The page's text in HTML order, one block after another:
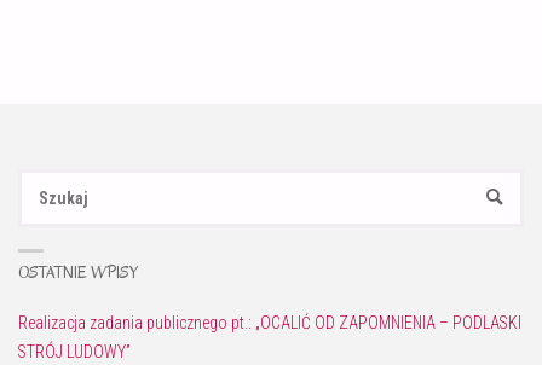
SZUKAJ
OSTATNIE WPISY
Realizacja zadania publicznego pt.: „OCALIĆ OD ZAPOMNIENIA – PODLASKI
STRÓJ LUDOWY”